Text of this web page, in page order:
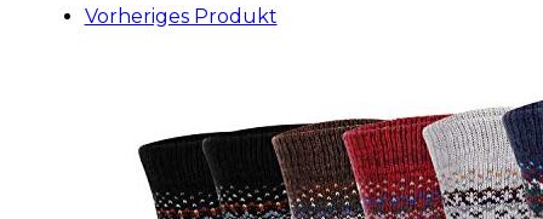
Vorheriges Produkt